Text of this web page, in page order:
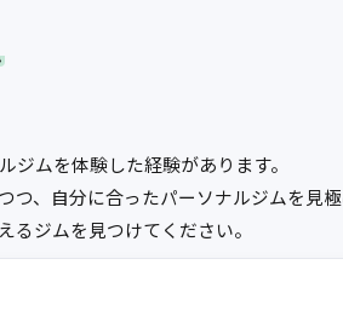
ジムを体験した経験があります。
、自分に合ったパーソナルジムを見極
るジムを見つけてください。